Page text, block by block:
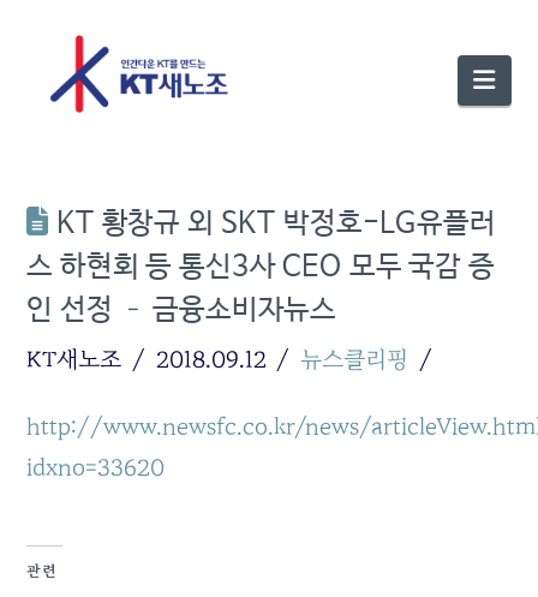
KT 황창규 외 SKT 박정호-LG유플러
스 하현회 등 통신3사 CEO 모두 국감 증
인 선정 – 금융소비자뉴스
KT새노조 2018.09.12 뉴스클리핑
http://www.newsfc.co.kr/news/
idxno=33620
관련